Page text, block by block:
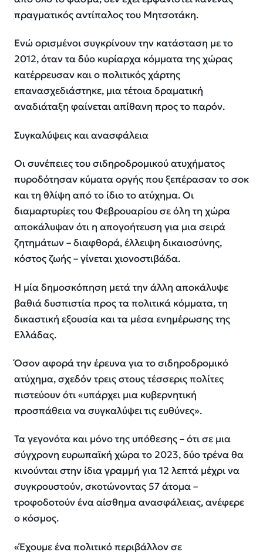
πραγματικός αντίπαλος του Μητσοτάκη.
Ενώ ορισμένοι συγκρίνουν την κατάσταση με το
2012, όταν τα δύο κυρίαρχα κόμματα της χώρας
κατέρρευσαν και ο πολιτικός χάρτης
επανασχεδιάστηκε, μια τέτοια δραματική
αναδιάταξη φαίνεται απίθανη προς το παρόν.
Συγκαλύψεις και ανασφάλεια
Οι συνέπειες του σιδηροδρομικού ατυχήματος
πυροδότησαν κύματα οργής που ξεπέρασαν το σοκ
και τη θλίψη από το ίδιο το ατύχημα. Οι
διαμαρτυρίες του Φεβρουαρίου σε όλη τη χώρα
αποκάλυψαν ότι η απογοήτευση για μια σειρά
ζητημάτων – διαφθορά, έλλειψη δικαιοσύνης,
κόστος ζωής – γίνεται χιονοστιβάδα.
Η μία δημοσκόπηση μετά την άλλη αποκάλυψε
βαθιά δυσπιστία προς τα πολιτικά κόμματα, τη
δικαστική εξουσία και τα μέσα ενημέρωσης της
Ελλάδας.
Όσον αφορά την έρευνα για το σιδηροδρομικό
ατύχημα, σχεδόν τρεις στους τέσσερις πολίτες
πιστεύουν ότι «υπάρχει μια κυβερνητική
προσπάθεια να συγκαλύψει τις ευθύνες».
Τα γεγονότα και μόνο της υπόθεσης – ότι σε μια
σύγχρονη ευρωπαϊκή χώρα το 2023, δύο τρένα θα
κινούνται στην ίδια γραμμή για 12 λεπτά μέχρι να
συγκρουστούν, σκοτώνοντας 57 άτομα –
τροφοδοτούν ένα αίσθημα ανασφάλειας, ανέφερε
ο κόσμος.
«Έχουμε ένα πολιτικό περιβάλλον σε